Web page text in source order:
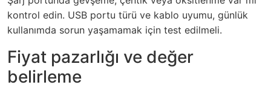
kontrol edin. USB portu türü ve kablo uyumu, günlük
kullanımda sorun yaşamamak için test edilmeli.
Fiyat pazarlığı ve değer
belirleme